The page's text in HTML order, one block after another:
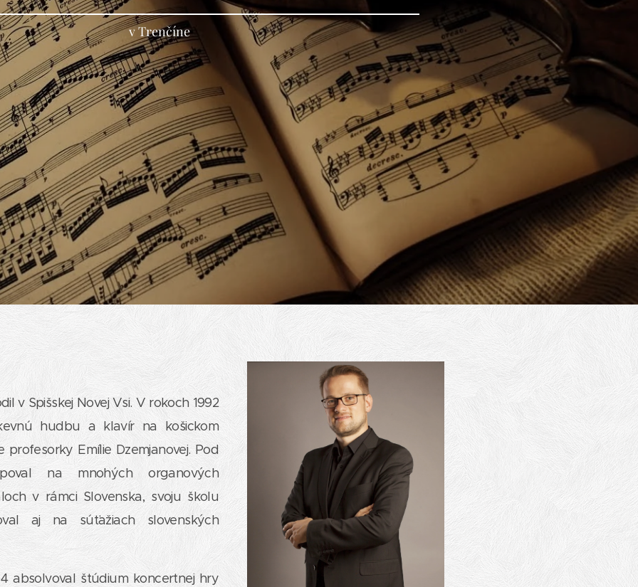
v Trenčíne
v Spišskej Novej Vsi. V rokoch 1992
hudbu a klavír na košickom
profesorky Emílie Dzemjanovej. Pod
na mnohých organových
v rámci Slovenska, svoju školu
aj na súťažiach slovenských
absolvoval štúdium koncertnej hry